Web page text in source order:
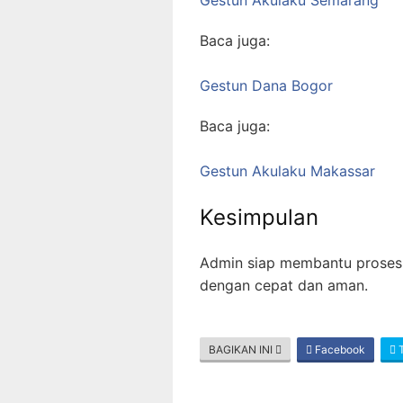
Baca juga:
Gestun Dana Bogor
Baca juga:
Gestun Akulaku Makassar
Kesimpulan
Admin siap membantu proses
dengan cepat dan aman.
BAGIKAN INI Facebook